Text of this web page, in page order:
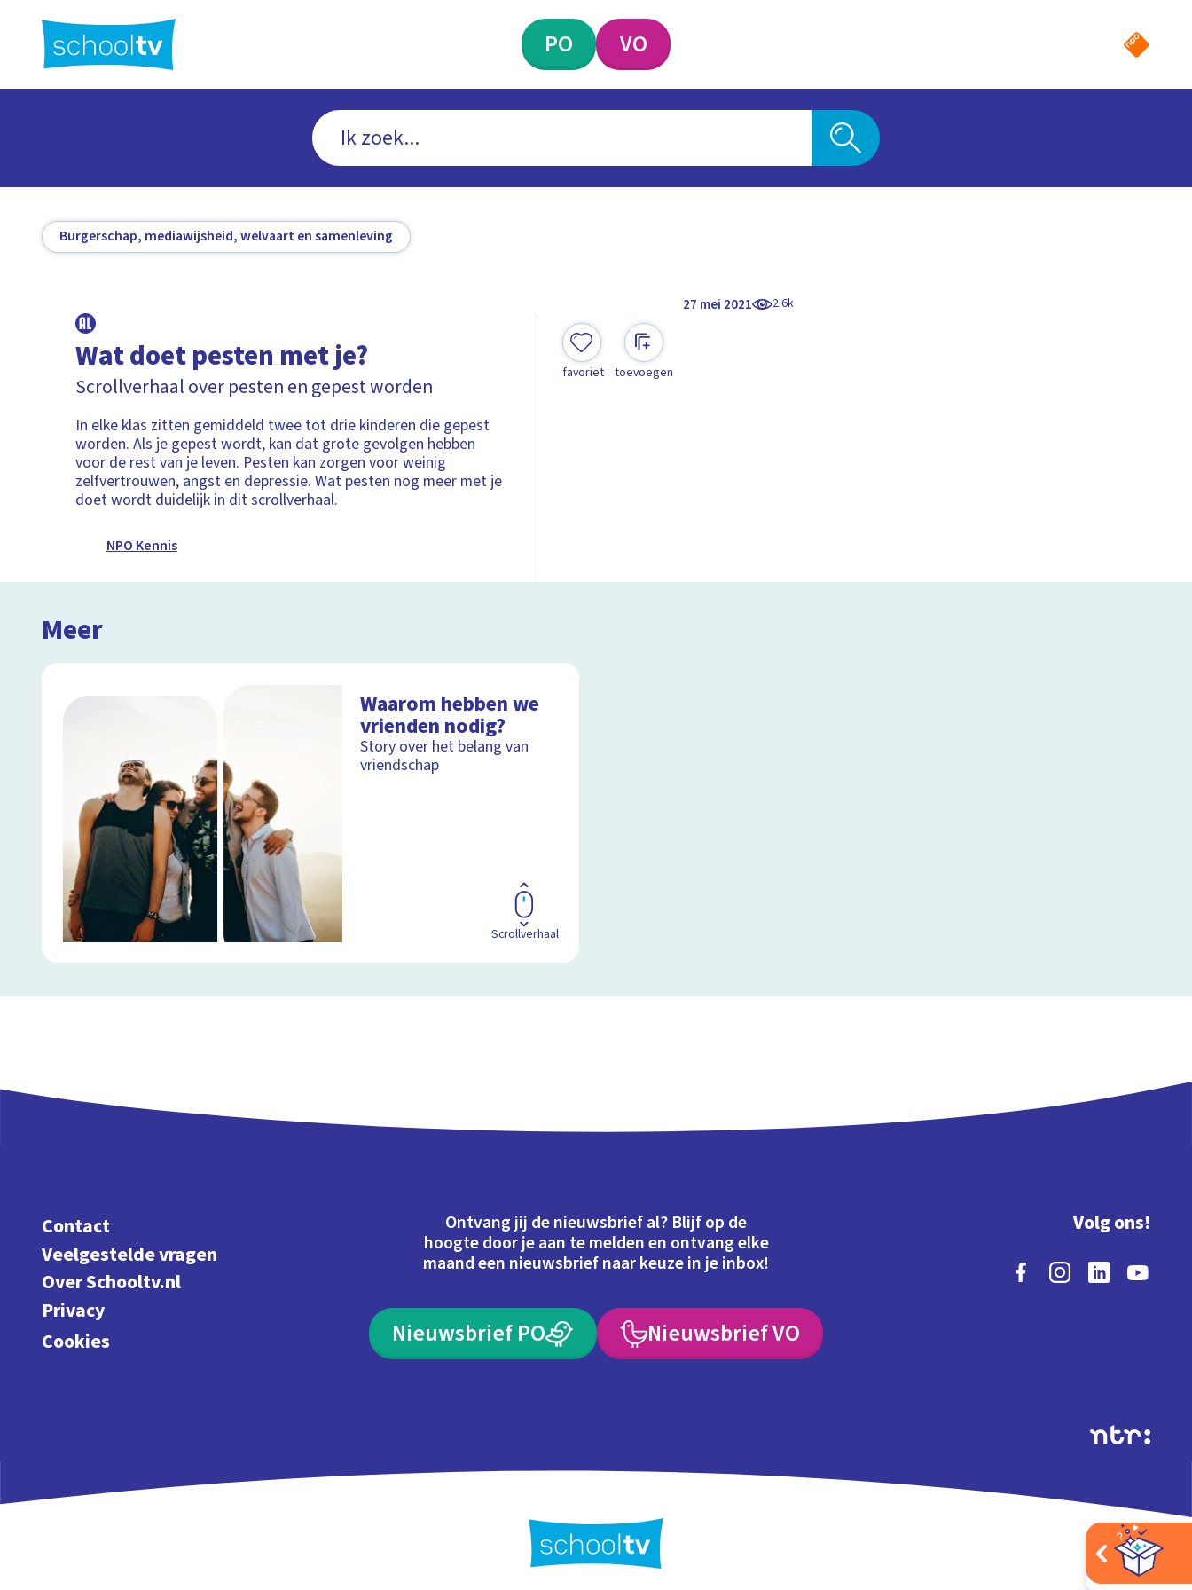
hoofdinhoud
PO VO
Burgerschap, mediawijsheid, welvaart en samenleving
27 mei 2021 2.6k
Wat doet pesten met je?
Scrollverhaal over pesten en gepest worden
In elke klas zitten gemiddeld twee tot drie kinderen die gepest
worden. Als je gepest wordt, kan dat grote gevolgen hebben
voor de rest van je leven. Pesten kan zorgen voor weinig
zelfvertrouwen, angst en depressie. Wat pesten nog meer met je
doet wordt duidelijk in dit scrollverhaal.
NPO Kennis
favoriet toevoegen
Meer
Waarom hebben we
vrienden nodig?
Story over het belang van
vriendschap
Scrollverhaal
Contact
Veelgestelde vragen
Over Schooltv.nl
Privacy
Cookies
Ontvang jij de nieuwsbrief al? Blijf op de
hoogte door je aan te melden en ontvang elke
maand een nieuwsbrief naar keuze in je inbox!
Nieuwsbrief PO Nieuwsbrief VO
Volg ons!
Extra's